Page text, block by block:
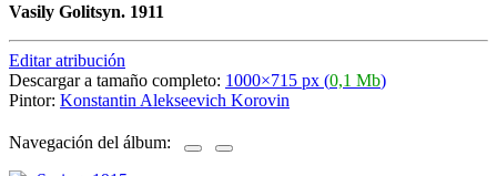
Vasily Golitsyn. 1911
Editar atribución
Descargar a tamaño completo: 1000×715 px (0,1 Mb)
Pintor: Konstantin Alekseevich Korovin
Navegación del álbum: